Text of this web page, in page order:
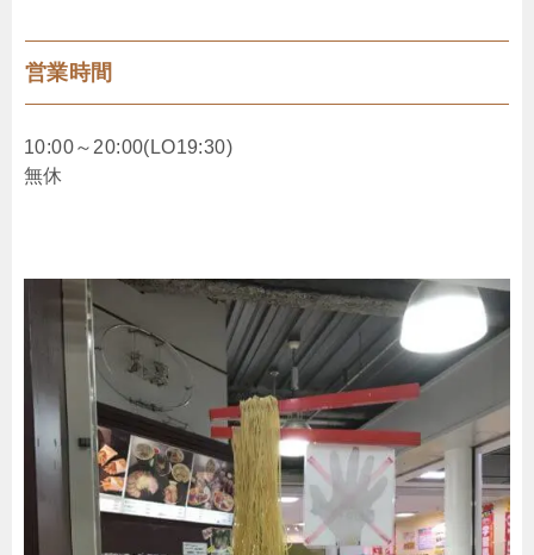
営業時間
10:00～20:00(LO19:30)
無休